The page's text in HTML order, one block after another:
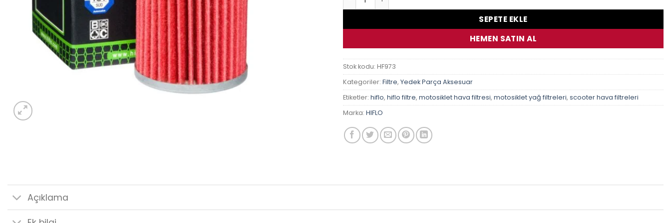
SEPETE EKLE
HEMEN SATIN AL
Stok kodu: HF973
Kategoriler: Filtre, Yedek Parça Aksesuar
Etiketler: hiflo, hiflo filtre, motosiklet hava filtresi, motosiklet yağ filtreleri, scooter hava filtreleri
Marka: HIFLO
Açıklama